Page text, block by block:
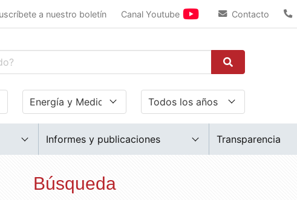
a nuestro boletín Canal Youtube Contacto
Informes y publicaciones Transparencia
Búsqueda